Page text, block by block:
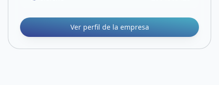
Ver perfil de la empresa